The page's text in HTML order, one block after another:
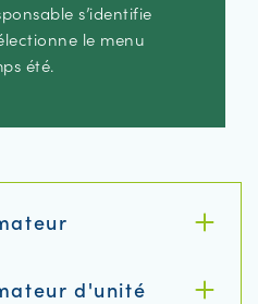
s’identifie
le menu
été.
d'unité